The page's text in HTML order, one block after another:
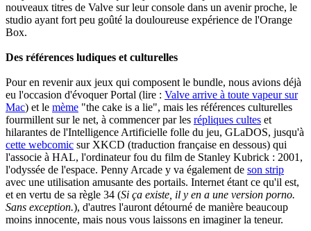
nouveaux titres de Valve sur leur console dans un avenir proche, le
studio ayant fort peu goûté la douloureuse expérience de l'Orange
Box.
Des références ludiques et culturelles
Pour en revenir aux jeux qui composent le bundle, nous avions déjà
eu l'occasion d'évoquer Portal (lire : Valve arrive à toute vapeur sur
Mac) et le mème "the cake is a lie", mais les références culturelles
fourmillent sur le net, à commencer par les répliques cultes et
hilarantes de l'Intelligence Artificielle folle du jeu, GLaDOS, jusqu'à
cette webcomic sur XKCD (traduction française en dessous) qui
l'associe à HAL, l'ordinateur fou du film de Stanley Kubrick : 2001,
l'odyssée de l'espace. Penny Arcade y va également de son strip
avec une utilisation amusante des portails. Internet étant ce qu'il est,
et en vertu de sa règle 34 (Si ça existe, il y en a une version porno.
Sans exception.), d'autres l'auront détourné de manière beaucoup
moins innocente, mais nous vous laissons en imaginer la teneur.